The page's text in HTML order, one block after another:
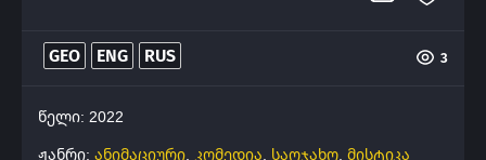
GEO ENG RUS 3
წელი: 2022
ჟანრი: ანიმაციური, კომედია, საოჯახო, მისტიკა